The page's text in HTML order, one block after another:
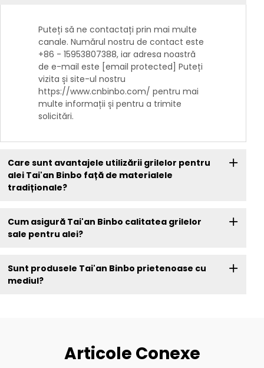
Puteți să ne contactați prin mai multe
canale. Numărul nostru de contact este
+86 - 15953807388, iar adresa noastră
de e-mail este [email protected] Puteți
vizita și site-ul nostru
https://www.cnbinbo.com/ pentru mai
multe informații și pentru a trimite
solicitări.
Care sunt avantajele utilizării grilelor pentru
alei Tai'an Binbo față de materialele
tradiționale?
Cum asigură Tai'an Binbo calitatea grilelor
sale pentru alei?
Sunt produsele Tai'an Binbo prietenoase cu
mediul?
Articole Conexe